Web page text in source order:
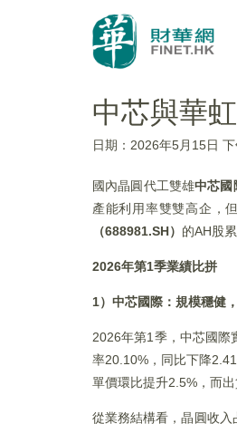
中芯與華
日期：2026年5月15日 下
國內晶圓代工雙雄中芯國
產能利用率雙雙高企，
（688981.SH） 的AH股
2026年第1季業績比拼
1）中芯國際：規模穩健
2026年第1季，中芯國際
率20.10%，同比下降
單價環比提升2.5%，而出
從業務結構看，晶圓收